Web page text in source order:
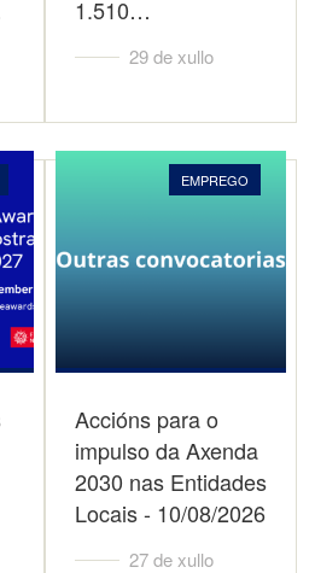
1.510…
29 de xullo
EMPREGO
Accións para o
impulso da Axenda
2030 nas Entidades
Locais - 10/08/2026
27 de xullo